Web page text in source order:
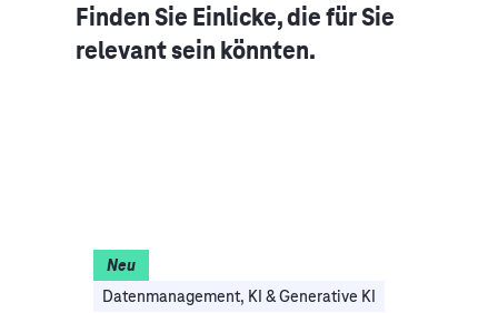
Finden Sie Einlicke, die für Sie
relevant sein könnten.
Datenmanagement, KI & Generative KI
Neu